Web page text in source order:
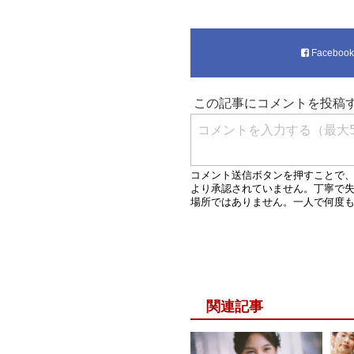
Facebook
関連記事